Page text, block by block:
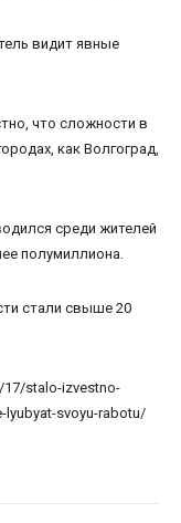
видит явные
что сложности в
как Волгоград,
среди жителей
полумиллиона.
стали свыше 20
stalo-izvestno-
lyubyat-svoyu-rabotu/